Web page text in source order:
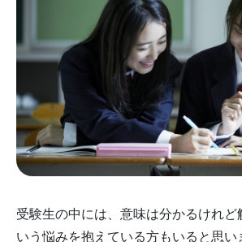
受験生の中には、意味は分かるけれど
いう悩みを抱えている方もいると思い